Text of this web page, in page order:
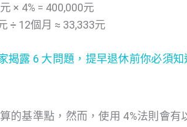
× 4% = 400,000元
÷ 12個月 ≈ 33,333元
揭露 6 大問題，提早退休前你必須知
的基準點，然而，使用 4%法則會有